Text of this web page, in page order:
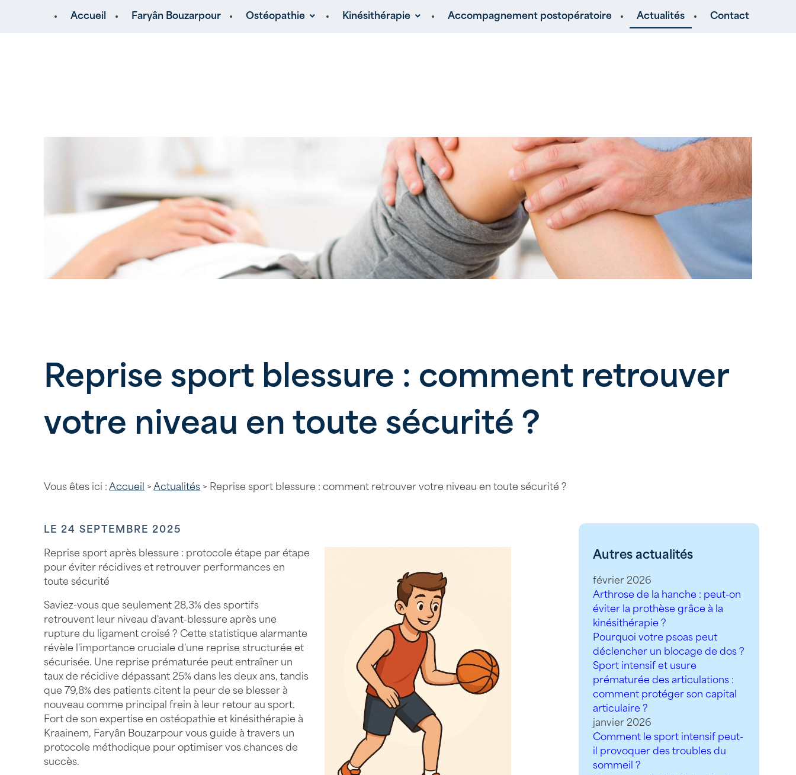
Accueil Faryân Bouzarpour Ostéopathie Kinésithérapie Accompagnement postopératoire Actualités Contact
Reprise sport blessure : comment retrouver
votre niveau en toute sécurité ?
Vous êtes ici : Accueil >Actualités > Reprise sport blessure : comment retrouver votre niveau en toute sécurité ?
LE24 SEPTEMBRE 2025
Reprise sport après blessure : protocole étape par étape
pour éviter récidives et retrouver performances en
toute sécurité
Saviez-vous que seulement 28,3% des sportifs
retrouvent leur niveau d'avant-blessure après une
rupture du ligament croisé ? Cette statistique alarmante
révèle l'importance cruciale d'une reprise structurée et
sécurisée. Une reprise prématurée peut entraîner un
taux de récidive dépassant 25% dans les deux ans, tandis
que 79,8% des patients citent la peur de se blesser à
nouveau comme principal frein à leur retour au sport.
Fort de son expertise en ostéopathie et kinésithérapie à
Kraainem, Faryân Bouzarpour vous guide à travers un
protocole méthodique pour optimiser vos chances de
succès.
Autres actualités
février 2026
Arthrose de la hanche : peut-on
éviter la prothèse grâce à la
kinésithérapie ?
Pourquoi votre psoas peut
déclencher un blocage de dos ?
Sport intensif et usure
prématurée des articulations :
comment protéger son capital
articulaire ?
janvier 2026
Comment le sport intensif peut-
il provoquer des troubles du
sommeil ?